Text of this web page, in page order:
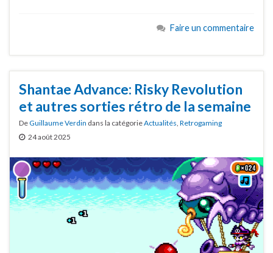
Faire un commentaire
Shantae Advance: Risky Revolution
et autres sorties rétro de la semaine
DeGuillaume Verdin dans la catégorieActualités, Retrogaming
24 août 2025